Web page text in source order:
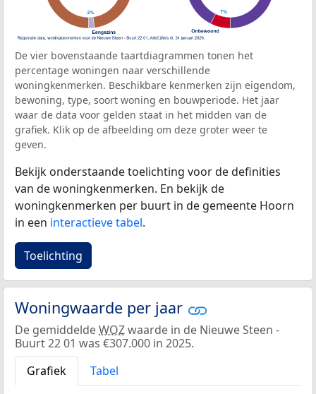
De vier bovenstaande taartdiagrammen tonen het
percentage woningen naar verschillende
woningkenmerken. Beschikbare kenmerken zijn eigendom,
bewoning, type, soort woning en bouwperiode. Het jaar
waar de data voor gelden staat in het midden van de
grafiek. Klik op de afbeelding om deze groter weer te
geven.
Bekijk onderstaande toelichting voor de definities
van de woningkenmerken. En bekijk de
woningkenmerken per buurt in de gemeente Hoorn
in een interactieve tabel.
Toelichting
Woningwaarde per jaar
De gemiddeldeWOZwaarde in de Nieuwe Steen -
Buurt 22 01 was €307.000 in 2025.
Grafiek
Tabel